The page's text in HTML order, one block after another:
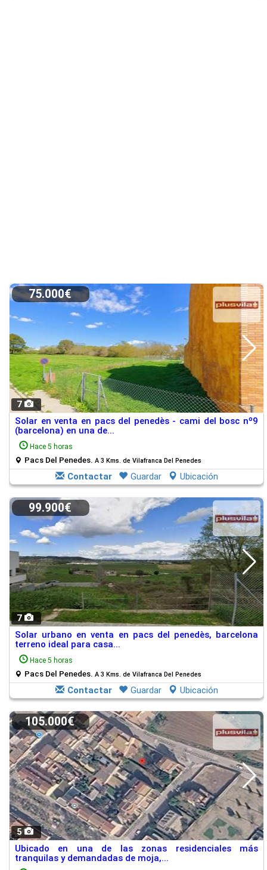
7
75.000€
Solar en venta en pacs del penedès - cami del bosc nº9
(barcelona) en una de...
Hace 5 horas
Pacs Del Penedes. A 3 Kms. de Vilafranca Del Penedes
Contactar Guardar Ubicación
7
99.900€
Solar urbano en venta en pacs del penedès, barcelona
terreno ideal para casa...
Hace 5 horas
Pacs Del Penedes. A 3 Kms. de Vilafranca Del Penedes
Contactar Guardar Ubicación
5
105.000€
Ubicado en una de las zonas residenciales más
tranquilas y demandadas de moja,...